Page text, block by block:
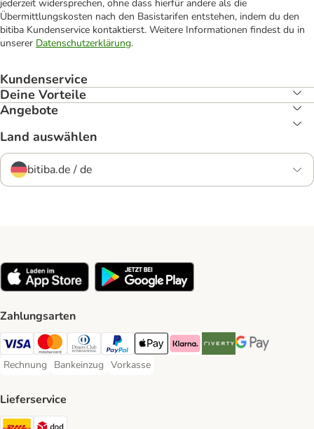
jederzeit widersprechen, ohne dass hierfür andere als die
Übermittlungskosten nach den Basistarifen entstehen, indem du den
bitiba Kundenservice kontaktierst. Weitere Informationen findest du in
unserer Datenschutzerklärung.
Kundenservice
Deine Vorteile
Angebote
Land auswählen
bitiba.de / de
Zahlungsarten
Visa Payment Method
Mastercard Payment Method
Diners Club Payment Method
PayPal Payment Method
Apple Pay Payment Method
Klarna Payment Method
Riverty Payment Method
Google Pay
Rechnung
Rechnung Payment Method
Bankeinzug
Bankeinzug Payment Method
Vorkasse
Vorkasse Payment Method
Lieferservice
DHL Shipping Method